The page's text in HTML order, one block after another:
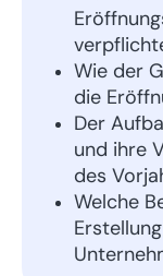
Wie der
die
Der
und ihre
des
Welche